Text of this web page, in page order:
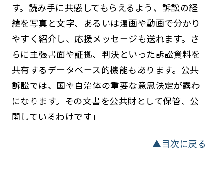
す。読み手に共感してもらえるよう、訴訟の経
緯を写真と文字、あるいは漫画や動画で分かり
やすく紹介し、応援メッセージも送れます。さ
らに主張書面や証拠、判決といった訴訟資料を
共有するデータベース的機能もあります。公共
訴訟では、国や自治体の重要な意思決定が露わ
になります。その文書を公共財として保管、公
開しているわけです」
▲目次に戻る